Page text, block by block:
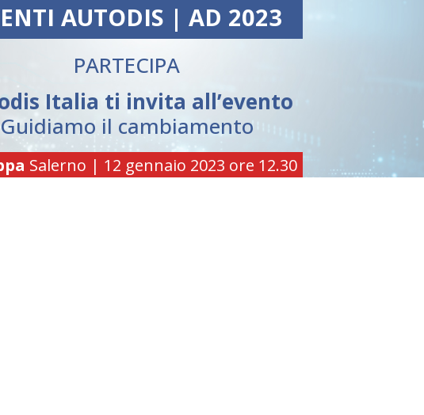
AUTODIS | AD 2023
PARTECIPA
Italia ti invita all’evento
Guidiamo il cambiamento
Salerno | 12 gennaio 2023 ore 12.30